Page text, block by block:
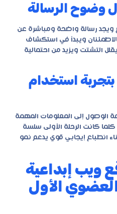
وضوح الرسالة
ويجد رسالة واضحة ومباشرة عن
ويبدأ في استكشاف
التشتت ويزيد من احتمالية
بتجربة استخدام
الوصول إلى المعلومات المهمة
كانت الرحلة الأولى سلسة
انطباع إيجابي قوي يدعم نمو
ويب إبداعية
العضوي الأول